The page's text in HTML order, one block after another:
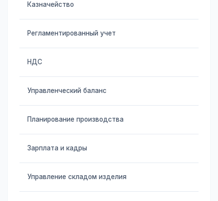
Казначейство
Регламентированный учет
НДС
Управленческий баланс
Планирование производства
Зарплата и кадры
Управление складом изделия